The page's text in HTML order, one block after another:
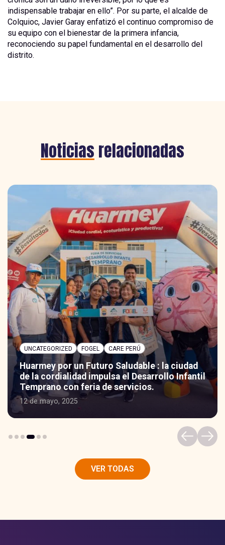
indispensable trabajar en ello”. Por su parte, el alcalde de
Colquioc, Javier Garay enfatizó el continuo compromiso de
su equipo con el bienestar de la primera infancia,
reconociendo su papel fundamental en el desarrollo del
distrito.
Noticias relacionadas
UNCATEGORIZED FOGEL CARE PERÚ
Huarmey por un Futuro Saludable : la ciudad
de la cordialidad impulsa el Desarrollo Infantil
Temprano con feria de servicios.
12 de mayo, 2025
VER TODAS